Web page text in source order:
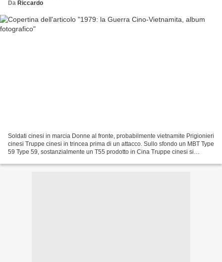
Da Riccardo
Soldati cinesi in marcia Donne al fronte, probabilmente vietnamite Prigionieri
cinesi Truppe cinesi in trincea prima di un attacco. Sullo sfondo un MBT Type
59 Type 59, sostanzialmente un T55 prodotto in Cina Truppe cinesi si